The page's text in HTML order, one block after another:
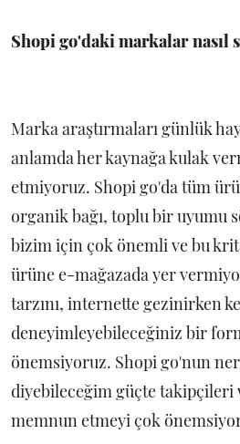
Shopi go'daki markalar nasıl
Marka araştırmaları günlük
anlamda her kaynağa kulak
etmiyoruz. Shopi go'da tüm
organik bağı, toplu bir uyumu
bizim için çok önemli ve bu
ürüne e-mağazada yer
tarzını, internette gezinirken
deneyimleyebileceğiniz bir
önemsiyoruz. Shopi go'nun
diyebileceğim güçte takipçileri
memnun etmeyi çok